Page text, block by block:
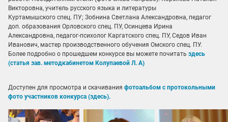
Викторовна, учитель русского языка и литературы
Куртамышского спец. ПУ; Зобнина Светлана Александровна, педагог
доп. образования Орловского спец. ПУ, Осинцева Ирина
Александровна, педагог-психолог Каргатского спец. ПУ, Седов Иван
Иванович, мастер производственного обучения Омского спец. ПУ.
Более подробно о прошедшем конкурсе вы можете почитать здесь
(статья зав. методкабинетом Колупаевой Л. А)
Доступен для просмотра и скачивания фотоальбом с протокольными
фото участников конкурса (здесь).